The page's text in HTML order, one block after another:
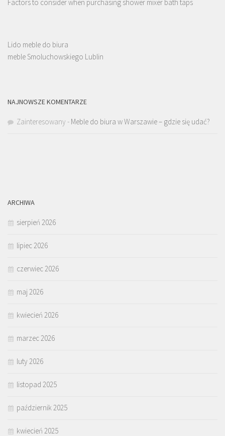
Factors to consider when purchasing shower mixer bath taps
Lido meble do biura
meble Smoluchowskiego Lublin
NAJNOWSZE KOMENTARZE
Zainteresowany - Meble do biura w Warszawie – gdzie się udać?
ARCHIWA
sierpień 2026
lipiec 2026
czerwiec 2026
maj 2026
kwiecień 2026
marzec 2026
luty 2026
listopad 2025
październik 2025
kwiecień 2025